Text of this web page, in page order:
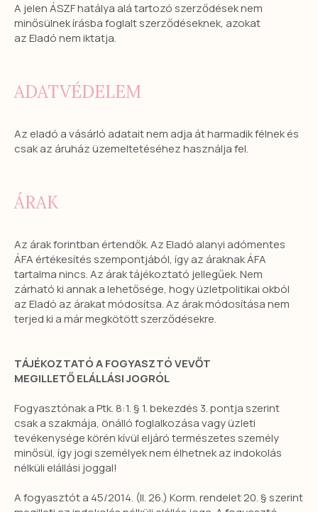
A jelen ÁSZF hatálya alá tartozó szerződések nem
minősülnek írásba foglalt szerződéseknek, azokat
az Eladó nem iktatja.
ADATVÉDELEM
Az eladó a vásárló adatait nem adja át harmadik félnek és
csak az áruház üzemeltetéséhez használja fel.
ÁRAK
Az árak forintban értendők. Az Eladó alanyi adómentes
ÁFA értékesítés szempontjából, így az áraknak ÁFA
tartalma nincs. Az árak tájékoztató jellegűek. Nem
zárható ki annak a lehetősége, hogy üzletpolitikai okból
az Eladó az árakat módosítsa. Az árak módosítása nem
terjed ki a már megkötött szerződésekre.
TÁJÉKOZTATÓ A FOGYASZTÓ VEVŐT
MEGILLETŐ ELÁLLÁSI JOGRÓL
Fogyasztónak a Ptk. 8:1. § 1. bekezdés 3. pontja szerint
csak a szakmája, önálló foglalkozása vagy üzleti
tevékenysége körén kívül eljáró természetes személy
minősül, így jogi személyek nem élhetnek az indokolás
nélküli elállási joggal!
A fogyasztót a 45/2014. (II. 26.) Korm. rendelet 20. § szerint